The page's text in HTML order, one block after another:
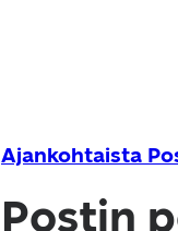
Ajankohtaista
Postin